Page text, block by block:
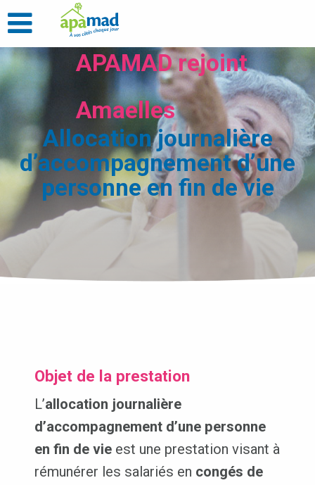
APAMAD rejoint
Amaelles
Allocation journalière
d’accompagnement d’une
personne en fin de vie
Objet de la prestation
L’allocation journalière
d’accompagnement d’une personne
en fin de vieest une prestation visant à
rémunérer les salariés en congés de